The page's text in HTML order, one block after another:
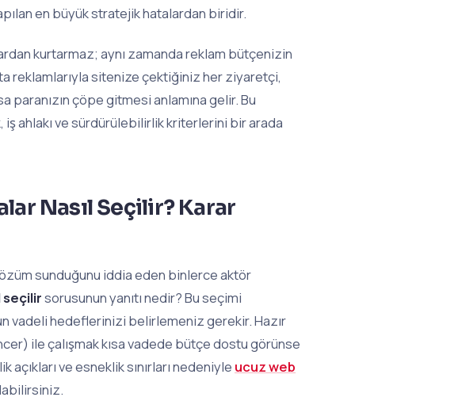
en büyük stratejik hatalardan biridir.
kurtarmaz; aynı zamanda reklam bütçenizin
reklamlarıyla sitenize çektiğiniz her ziyaretçi,
paranızın çöpe gitmesi anlamına gelir. Bu
iş ahlakı ve sürdürülebilirlik kriterlerini bir arada
Nasıl Seçilir? Karar
sunduğunu iddia eden binlerce aktör
seçilirsorusunun yanıtı nedir? Bu seçimi
vadeli hedeflerinizi belirlemeniz gerekir. Hazır
ile çalışmak kısa vadede bütçe dostu görünse
ve esneklik sınırları nedeniyle ucuz web